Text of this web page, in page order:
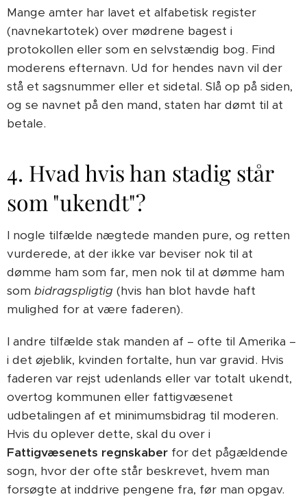
Mange amter har lavet et alfabetisk register
(navnekartotek) over mødrene bagest i
protokollen eller som en selvstændig bog. Find
moderens efternavn. Ud for hendes navn vil der
stå et sagsnummer eller et sidetal. Slå op på siden,
og se navnet på den mand, staten har dømt til at
betale.
4. Hvad hvis han stadig står
som "ukendt"?
I nogle tilfælde nægtede manden pure, og retten
vurderede, at der ikke var beviser nok til at
dømme ham som far, men nok til at dømme ham
som bidragspligtig (hvis han blot havde haft
mulighed for at være faderen).
I andre tilfælde stak manden af – ofte til Amerika –
i det øjeblik, kvinden fortalte, hun var gravid. Hvis
faderen var rejst udenlands eller var totalt ukendt,
overtog kommunen eller fattigvæsenet
udbetalingen af et minimumsbidrag til moderen.
Hvis du oplever dette, skal du over i
Fattigvæsenets regnskaber for det pågældende
sogn, hvor der ofte står beskrevet, hvem man
forsøgte at inddrive pengene fra, før man opgav.